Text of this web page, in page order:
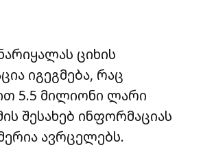
ციხის
იგეგმება, რაც
5.5 მილიონი ლარი
შესახებ ინფორმაციას
ავრცელებს.